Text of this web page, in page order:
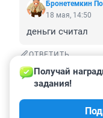
Бронетемкин
18 мая, 14:50
деньги считал
ОТВЕТИТЬ
Гость
15 мая, 16:53
Вот её точно не
подвязывать
Получай
задания!